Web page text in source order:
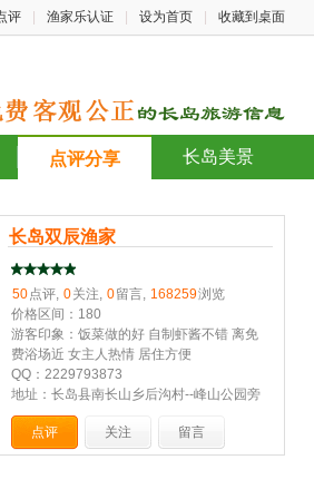
评 渔家乐认证 设为首页 收藏到桌面
点评分享 长岛美景
长岛双辰渔家
50点评, 0关注, 0留言, 168259浏览
价格区间：180
游客印象：饭菜做的好 自制虾酱不错 离免
费浴场近 女主人热情 居住方便
QQ：2229793873
地址：长岛县南长山乡后沟村--峰山公园旁
点评 关注 留言